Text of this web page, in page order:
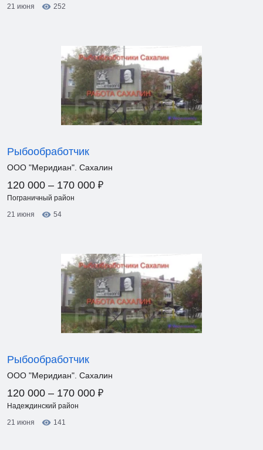
21 июня
252
Рыбообработчик
ООО "Меридиан". Сахалин
120 000 – 170 000 ₽
Пограничный район
21 июня
54
Рыбообработчик
ООО "Меридиан". Сахалин
120 000 – 170 000 ₽
Надеждинский район
21 июня
141